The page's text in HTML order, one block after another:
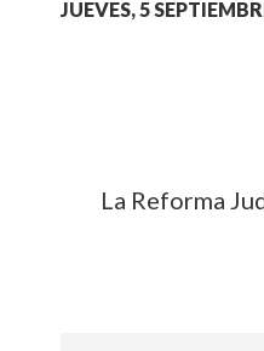
JUEVES, 5
La Reforma